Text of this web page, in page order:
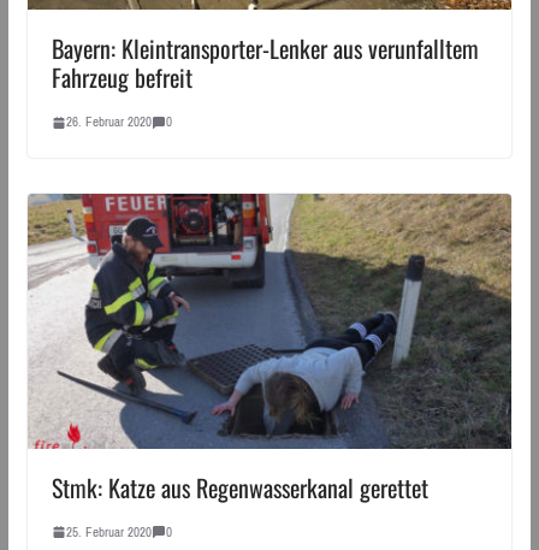
Bayern: Kleintransporter-Lenker aus verunfalltem
Fahrzeug befreit
26. Februar 2020 0
Stmk: Katze aus Regenwasserkanal gerettet
25. Februar 2020 0